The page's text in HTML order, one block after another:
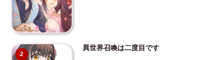
2
異世界召喚は二度目です